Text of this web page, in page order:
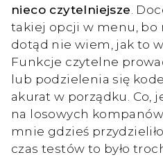
nieco czytelniejsze .
takiej opcji w menu, bo
dotąd nie wiem, jak to
Funkcje czytelne
lub podzielenia się
akurat w porządku. Co,
na losowych
mnie gdzieś
czas testów to było